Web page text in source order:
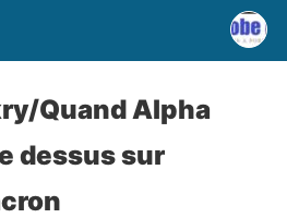
Quand Alpha
dessus sur